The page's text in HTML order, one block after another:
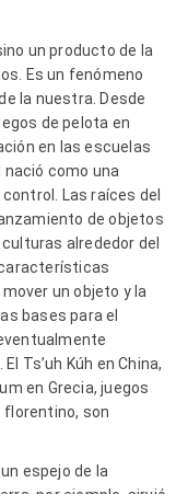
un producto de la
Es un fenómeno
la nuestra. Desde
de pelota en
en las escuelas
como una
Las raíces del
de objetos
alrededor del
un objeto y la
bases para el
Ts’uh Kúh en China,
en Grecia, juegos
florentino, son
espejo de la